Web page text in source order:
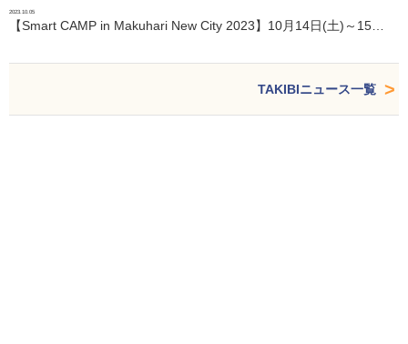
2023.10.05
【Smart CAMP in Makuhari New City 2023】10月14日(土)～15…
TAKIBIニュース一覧